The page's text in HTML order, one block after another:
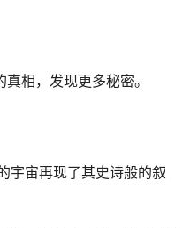
相，发现更多秘密。
宇宙再现了其史诗般的叙